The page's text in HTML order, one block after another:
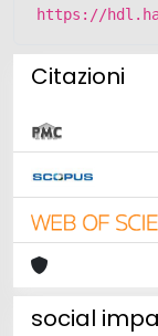
https://
Citazioni
social